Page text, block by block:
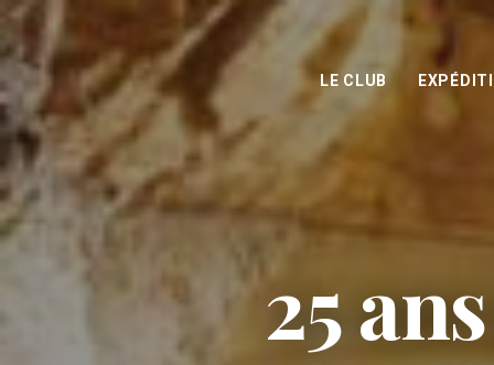
LE CLUB
25